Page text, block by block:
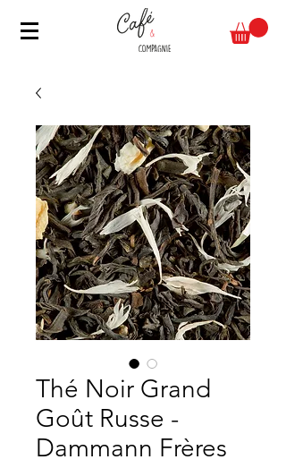
Thé Noir Grand
Goût Russe -
Dammann Frères